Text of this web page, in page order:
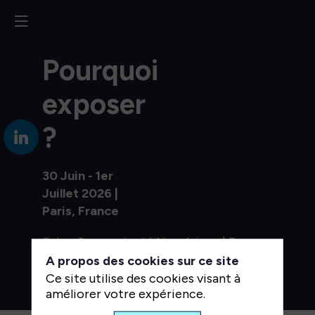
Pourquoi
exposer
?
30 Juin - 1er
Juillet 2026 |
Paris, France
Salon Souveraineté Numérique | Pour
une souveraineté numérique
européenne au service de la
performance des organisations
A propos des cookies sur ce site
Ce site utilise des cookies visant à
améliorer votre expérience.